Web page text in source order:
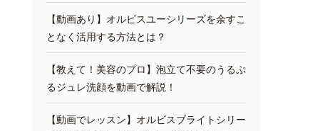
【動画あり】オルビスユーシリーズを余すこ
となく活用する方法とは？
【教えて！美容のプロ】泡立て不要のうるぷ
るジュレ洗顔を動画で解説！
【動画でレッスン】オルビスブライトシリー